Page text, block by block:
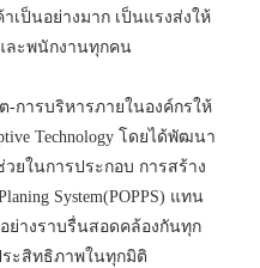
เป็นอย่างมาก เป็นแรงส่งให้
ละพนักงานทุกคน
การบริหารภายในองค์กรให้
Technology โดยได้พัฒนา
ยในการประกอบ การสร้าง
System(POPPS) แทน
อย่างราบรื่นสอดคล้องกันทุก
ะสิทธิภาพในทุกมิติ